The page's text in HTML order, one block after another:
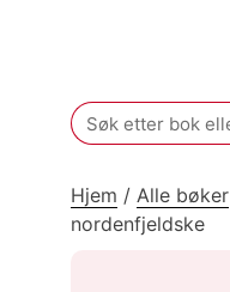
Search
for:
Hjem / Alle bøker
nordenfjeldske